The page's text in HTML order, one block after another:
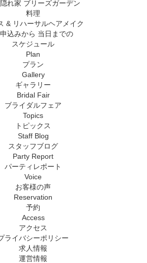
れ家 ブリーズガーデン
料理
& リハーサルヘアメイク
込みから 当日までの
スケジュール
Plan
プラン
Gallery
ギャラリー
Bridal Fair
ブライダルフェア
Topics
トピックス
Staff Blog
スタッフブログ
Party Report
パーティレポート
Voice
お客様の声
Reservation
予約
Access
アクセス
ライバシーポリシー
求人情報
運営情報